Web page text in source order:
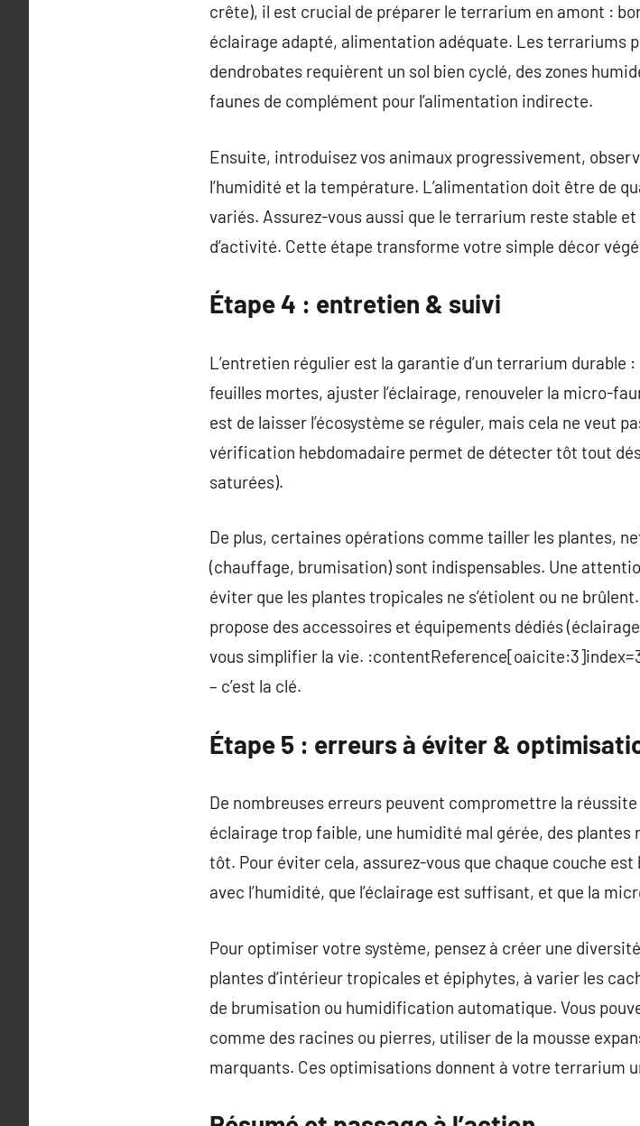
crête), il est crucial de préparer le terrarium en amont :
éclairage adapté, alimentation adéquate. Les terrariums
dendrobates requièrent un sol bien cyclé, des zones
faunes de complément pour l’alimentation indirecte.
Ensuite, introduisez vos animaux progressivement,
l’humidité et la température. L’alimentation doit être de
variés. Assurez-vous aussi que le terrarium reste stable
d’activité. Cette étape transforme votre simple décor
Étape 4 : entretien & suivi
L’entretien régulier est la garantie d’un terrarium
feuilles mortes, ajuster l’éclairage, renouveler la micro-
est de laisser l’écosystème se réguler, mais cela ne veut
vérification hebdomadaire permet de détecter tôt tout
saturées).
De plus, certaines opérations comme tailler les plantes,
(chauffage, brumisation) sont indispensables. Une
éviter que les plantes tropicales ne s’étiolent ou ne
propose des accessoires et équipements dédiés
vous simplifier la vie.
– c’est la clé.
Étape 5 : erreurs à éviter &
De nombreuses erreurs peuvent compromettre la
éclairage trop faible, une humidité mal gérée, des
tôt. Pour éviter cela, assurez-vous que chaque couche
avec l’humidité, que l’éclairage est suffisant, et que la
Pour optimiser votre système, pensez à créer une
plantes d’intérieur tropicales et épiphytes, à varier les
de brumisation ou humidification automatique. Vous
comme des racines ou pierres, utiliser de la mousse
marquants. Ces optimisations donnent à votre terrarium